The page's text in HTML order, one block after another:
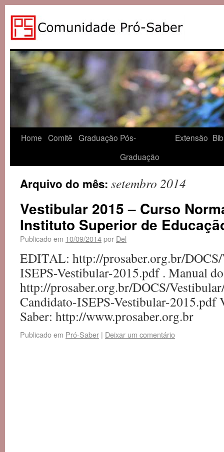
Home Comitê Graduação Pós-
Graduação
Extensão
Arquivo do mês: setembro 2014
Vestibular 2015 – Curso
Instituto Superior de
Publicado em 10/09/2014por Del
EDITAL: http://prosaber.org.br/
ISEPS-Vestibular-2015.pdf . Manual
http://prosaber.org.br/DOCS/
Candidato-ISEPS-Vestibular-2015.pdf
Saber: http://www.prosaber.org.br
Publicado em Pró-Saber | Deixar um comentário